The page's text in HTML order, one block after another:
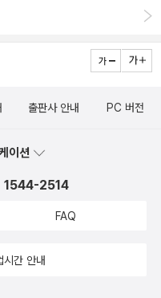
출판사 안내 PC 버전
이션
1544-2514
FAQ
시간 안내